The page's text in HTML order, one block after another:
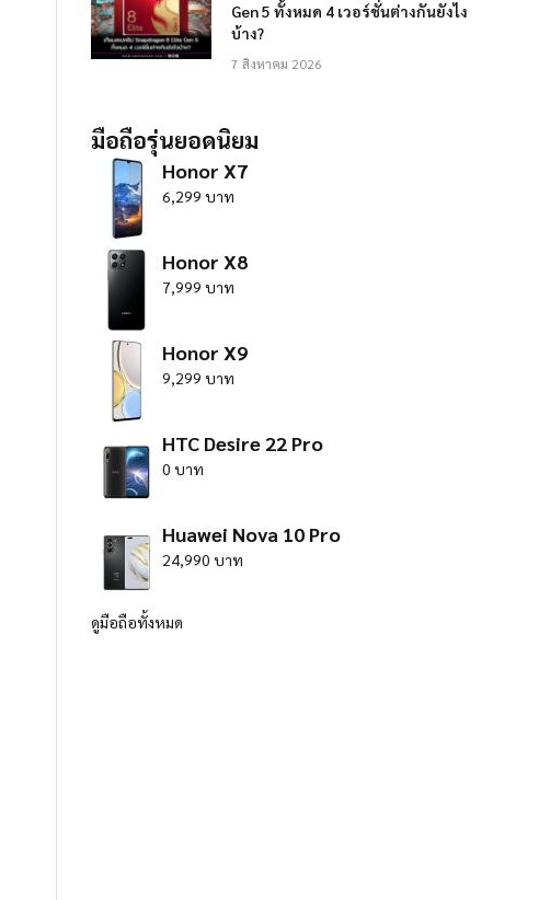
Gen 5 ทั้งหมด 4 เวอร์ชั่นต่างกันยังไง
บ้าง?
7 สิงหาคม 2026
มือถือรุ่นยอดนิยม
Honor X7
6,299 บาท
Honor X8
7,999 บาท
Honor X9
9,299 บาท
HTC Desire 22 Pro
0 บาท
Huawei Nova 10 Pro
24,990 บาท
ดูมือถือทั้งหมด